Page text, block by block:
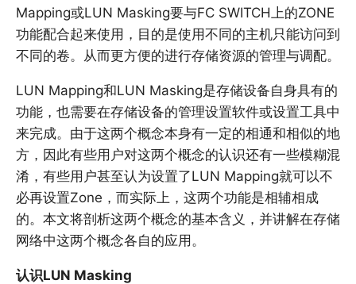
Mapping或LUN Masking要与FC SWITCH上的ZONE
功能配合起来使用，目的是使用不同的主机只能访问到
不同的卷。从而更方便的进行存储资源的管理与调配。
LUN Mapping和LUN Masking是存储设备自身具有的
功能，也需要在存储设备的管理设置软件或设置工具中
来完成。由于这两个概念本身有一定的相通和相似的地
方，因此有些用户对这两个概念的认识还有一些模糊混
淆，有些用户甚至认为设置了LUN Mapping就可以不
必再设置Zone，而实际上，这两个功能是相辅相成
的。本文将剖析这两个概念的基本含义，并讲解在存储
网络中这两个概念各自的应用。
认识LUN Masking